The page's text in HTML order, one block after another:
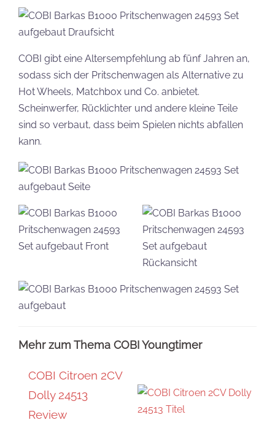
COBI gibt eine Altersempfehlung ab fünf Jahren an,
sodass sich der Pritschenwagen als Alternative zu
Hot Wheels, Matchbox und Co. anbietet.
Scheinwerfer, Rücklichter und andere kleine Teile
sind so verbaut, dass beim Spielen nichts abfallen
kann.
Mehr zum Thema COBI Youngtimer
COBI Citroen 2CV
Dolly 24513
Review